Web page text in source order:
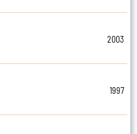
2003
1997